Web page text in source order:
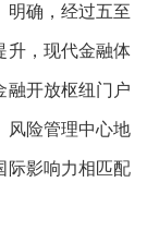
明确，经过五至
升，现代金融体
融开放枢纽门户
风险管理中心地
际影响力相匹配